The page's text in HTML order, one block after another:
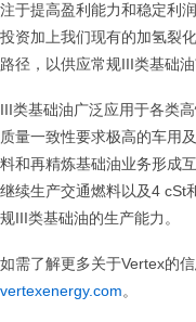
注于提高盈利能力和稳定利
投资加上我们现有的加氢裂
路径，以供应常规III类基础
III类基础油广泛应用于各类
质量一致性要求极高的车用
料和再精炼基础油业务形成
继续生产交通燃料以及4 cSt
规III类基础油的生产能力。
如需了解更多关于Vertex的
vertexenergy.com。